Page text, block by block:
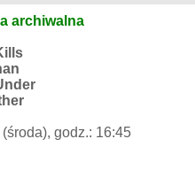
archiwalna
godz.: 16:45